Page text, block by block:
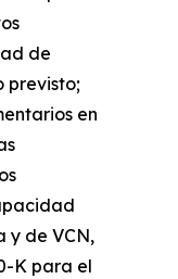
de
previsto;
en
y de VCN,
K para el